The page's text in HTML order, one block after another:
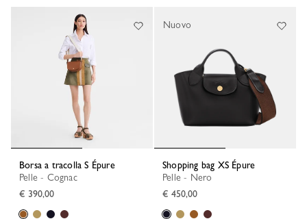
Borsa a tracolla S Épure
Pelle - Cognac
€ 390,00
Shopping bag XS Épure
Pelle - Nero
€ 450,00
Nuovo